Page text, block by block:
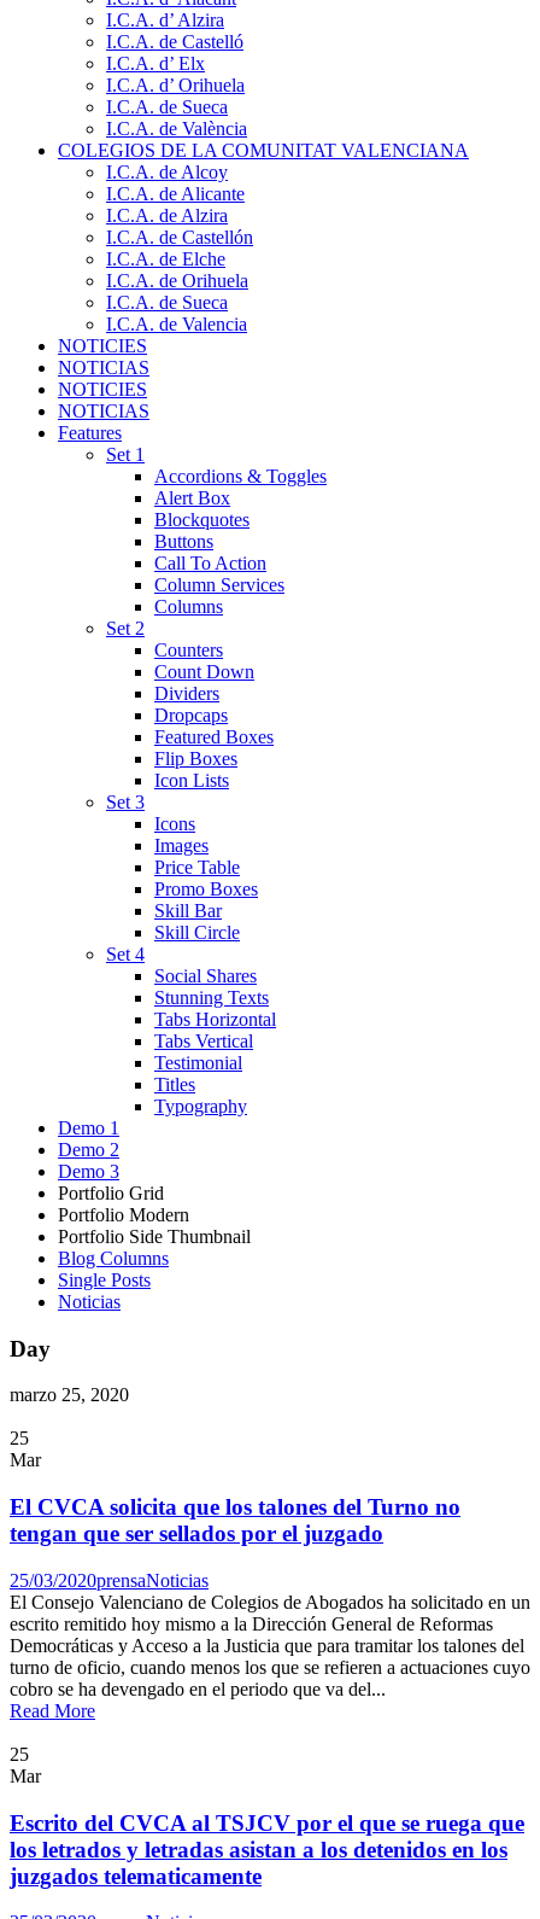
I.C.A. d’ Alzira
I.C.A. de Castelló
I.C.A. d’ Elx
I.C.A. d’ Orihuela
I.C.A. de Sueca
I.C.A. de València
COLEGIOS DE LA COMUNITAT VALENCIANA
I.C.A. de Alcoy
I.C.A. de Alicante
I.C.A. de Alzira
I.C.A. de Castellón
I.C.A. de Elche
I.C.A. de Orihuela
I.C.A. de Sueca
I.C.A. de Valencia
NOTICIES
NOTICIAS
NOTICIES
NOTICIAS
Features
Set 1
Accordions & Toggles
Alert Box
Blockquotes
Buttons
Call To Action
Column Services
Columns
Set 2
Counters
Count Down
Dividers
Dropcaps
Featured Boxes
Flip Boxes
Icon Lists
Set 3
Icons
Images
Price Table
Promo Boxes
Skill Bar
Skill Circle
Set 4
Social Shares
Stunning Texts
Tabs Horizontal
Tabs Vertical
Testimonial
Titles
Typography
Demo 1
Demo 2
Demo 3
Portfolio Grid
Portfolio Modern
Portfolio Side Thumbnail
Blog Columns
Single Posts
Noticias
Day
marzo 25, 2020
25
Mar
El CVCA solicita que los talones del Turno no
tengan que ser sellados por el juzgado
25/03/2020prensaNoticias
El Consejo Valenciano de Colegios de Abogados ha solicitado en un
escrito remitido hoy mismo a la Dirección General de Reformas
Democráticas y Acceso a la Justicia que para tramitar los talones del
turno de oficio, cuando menos los que se refieren a actuaciones cuyo
cobro se ha devengado en el periodo que va del...
Read More
25
Mar
Escrito del CVCA al TSJCV por el que se ruega que
los letrados y letradas asistan a los detenidos en los
juzgados telematicamente